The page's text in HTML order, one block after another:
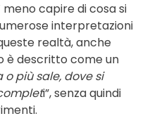
capire di cosa si
interpretazioni
realtà, anche
è descritto come un
o più sale, dove si
i”, senza quindi